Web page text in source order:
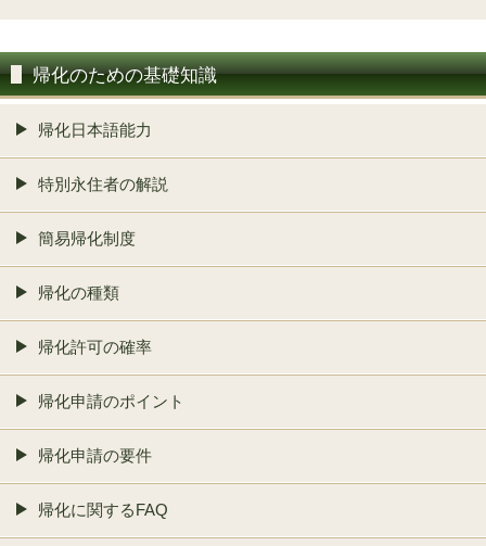
帰化のための基礎知識
帰化日本語能力
特別永住者の解説
簡易帰化制度
帰化の種類
帰化許可の確率
帰化申請のポイント
帰化申請の要件
帰化に関するFAQ